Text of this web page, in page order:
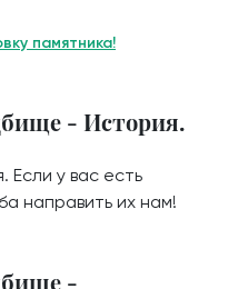
памятника!
- История.
Если у вас есть
направить их нам!
-